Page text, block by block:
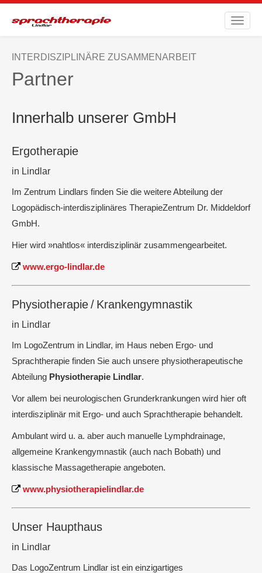
Toggle
INTERDISZIPLINÄRE ZUSAMMENARBEIT
Partner
Innerhalb unserer GmbH
Ergotherapie
in Lindlar
Im Zentrum Lindlars finden Sie die weitere Abteilung der
Logopädisch-interdisziplinäres TherapieZentrum Dr. Middeldorf
GmbH.
Hier wird nahtlos interdisziplinär zusammengearbeitet.
www.ergo-lindlar.de
Physiotherapie / Krankengymnastik
in Lindlar
Im LogoZentrum in Lindlar, im Haus neben Ergo- und
Sprachtherapie finden Sie auch unsere physiotherapeutische
Abteilung Physiotherapie Lindlar.
Vor allem bei neurologischen Grunderkrankungen wird hier oft
interdisziplinär mit Ergo- und auch Sprachtherapie behandelt.
Ambulant wird u. a. aber auch manuelle Lymphdrainage,
allgemeine Krankengymnastik (auch nach Bobath) und
klassische Massagetherapie angeboten.
www.physiotherapielindlar.de
Unser Haupthaus
in Lindlar
Das LogoZentrum Lindlar ist ein einzigartiges